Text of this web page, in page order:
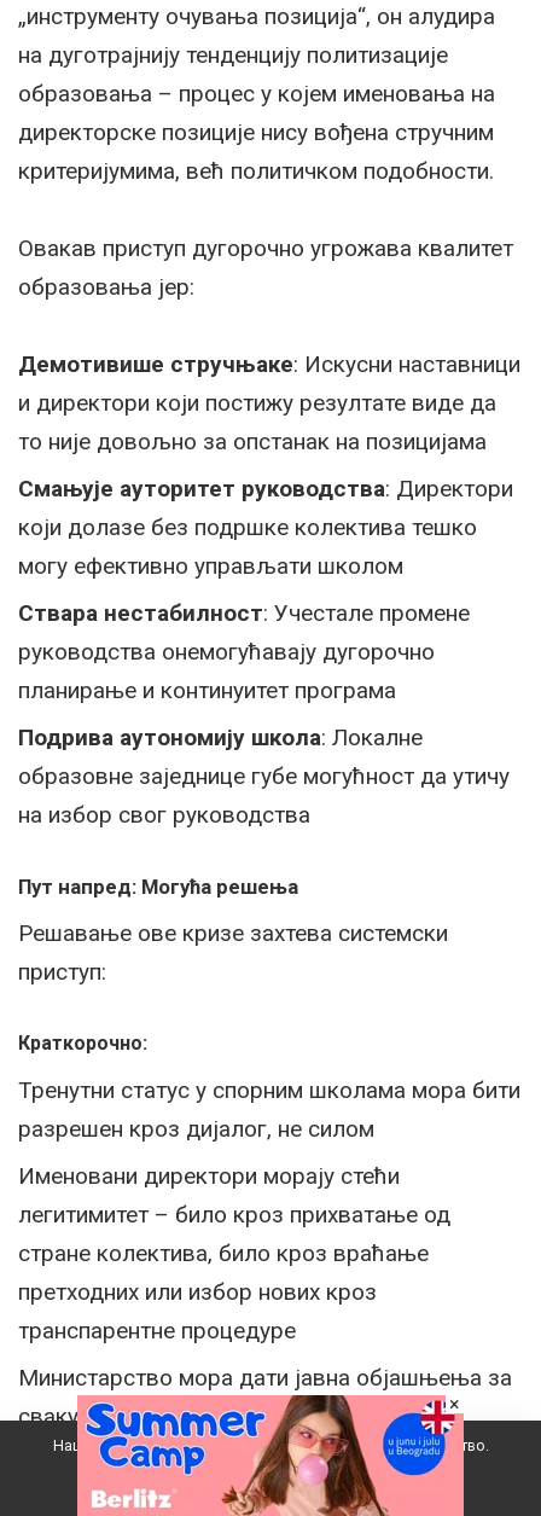
„инструменту очувања позиција“, он алудира
на дуготрајнију тенденцију политизације
образовања – процес у којем именовања на
директорске позиције нису вођена стручним
критеријумима, већ политичком подобности.
Овакав приступ дугорочно угрожава квалитет
образовања јер:
Демотивише стручњаке: Искусни наставници
и директори који постижу резултате виде да
то није довољно за опстанак на позицијама
Смањује ауторитет руководства: Директори
који долазе без подршке колектива тешко
могу ефективно управљати школом
Ствара нестабилност: Учестале промене
руководства онемогућавају дугорочно
планирање и континуитет програма
Подрива аутономију школа: Локалне
образовне заједнице губе могућност да утичу
на избор свог руководства
Пут напред: Могућа решења
Решавање ове кризе захтева системски
приступ:
Краткорочно:
Тренутни статус у спорним школама мора бити
разрешен кроз дијалог, не силом
Именовани директори морају стећи
легитимитет – било кроз прихватање од
стране колектива, било кроз враћање
претходних или избор нових кроз
транспарентне процедуре
Министарство мора дати јавна објашњења за
сваку појединачну смену
Хитно ангажовање недостајућих наставника,
посебно у Јовиној гимназији где ученици губе
Наш вебсајт користи колачиће да побољша ваше искуство.
Прихватам
×